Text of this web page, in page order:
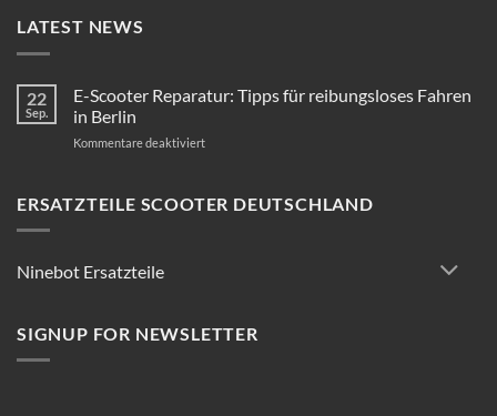
LATEST NEWS
22
Sep.
E-Scooter Reparatur: Tipps für reibungsloses Fahren
in Berlin
Kommentare deaktiviertfür
Reparatur:
ERSATZTEILE SCOOTER DEUTSCHLAND
Ninebot Ersatzteile
SIGNUP FOR NEWSLETTER